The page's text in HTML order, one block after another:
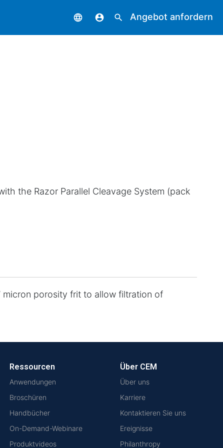
language account_circle search Angebot anfordern
the Razor Parallel Cleavage System (pack
micron porosity frit to allow filtration of
Ressourcen
Anwendungen
Broschüren
Handbücher
On-Demand-Webinare
Produktvideos
Über CEM
Über uns
Karriere
Kontaktieren Sie uns
Ereignisse
Philanthropy